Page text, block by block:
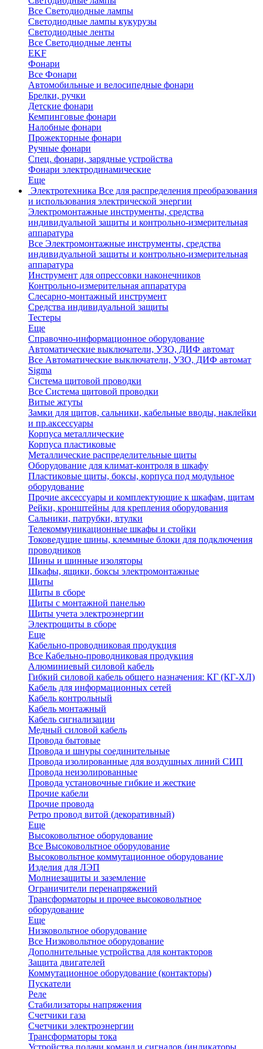
Все Светодиодные лампы
Светодиодные лампы кукурузы
Светодиодные ленты
Все Светодиодные ленты
EKF
Фонари
Все Фонари
Автомобильные и велосипедные фонари
Брелки, ручки
Детские фонари
Кемпинговые фонари
Налобные фонари
Прожекторные фонари
Ручные фонари
Спец. фонари, зарядные устройства
Фонари электродинамические
Еще
Электротехника Все для распределения преобразования
и использования электрической энергии
Электромонтажные инструменты, средства
индивидуальной защиты и контрольно-измерительная
аппаратура
Все Электромонтажные инструменты, средства
индивидуальной защиты и контрольно-измерительная
аппаратура
Инструмент для опрессовки наконечников
Контрольно-измерительная аппаратура
Слесарно-монтажный инструмент
Средства индивидуальной защиты
Тестеры
Еще
Справочно-информационное оборудование
Автоматические выключатели, УЗО, ДИФ автомат
Все Автоматические выключатели, УЗО, ДИФ автомат
Sigma
Система щитовой проводки
Все Система щитовой проводки
Витые жгуты
Замки для щитов, сальники, кабельные вводы, наклейки
и пр.аксессуары
Корпуса металлические
Корпуса пластиковые
Металлические распределительные щиты
Оборудование для климат-контроля в шкафу
Пластиковые щиты, боксы, корпуса под модульное
оборудование
Прочие аксессуары и комплектующие к шкафам, щитам
Рейки, кронштейны для крепления оборудования
Сальники, патрубки, втулки
Телекоммуникационные шкафы и стойки
Токоведущие шины, клеммные блоки для подключения
проводников
Шины и шинные изоляторы
Шкафы, ящики, боксы электромонтажные
Щиты
Щиты в сборе
Щиты с монтажной панелью
Щиты учета электроэнергии
Электрощиты в сборе
Еще
Кабельно-проводниковая продукция
Все Кабельно-проводниковая продукция
Алюминиевый силовой кабель
Гибкий силовой кабель общего назначения: КГ (КГ-ХЛ)
Кабель для информационных сетей
Кабель контрольный
Кабель монтажный
Кабель сигнализации
Медный силовой кабель
Провода бытовые
Провода и шнуры соединительные
Провода изолированные для воздушных линий СИП
Провода неизолированные
Провода установочные гибкие и жесткие
Прочие кабели
Прочие провода
Ретро провод витой (декоративный)
Еще
Высоковольтное оборудование
Все Высоковольтное оборудование
Высоковольтное коммутационное оборудование
Изделия для ЛЭП
Молниезащиты и заземление
Ограничители перенапряжений
Трансформаторы и прочее высоковольтное
оборудование
Еще
Низковольтное оборудование
Все Низковольтное оборудование
Дополнительные устройства для контакторов
Защита двигателей
Коммутационное оборудование (контакторы)
Пускатели
Реле
Стабилизаторы напряжения
Счетчики газа
Счетчики электроэнергии
Трансформаторы тока
Устройства подачи команд и сигналов (индикаторы,